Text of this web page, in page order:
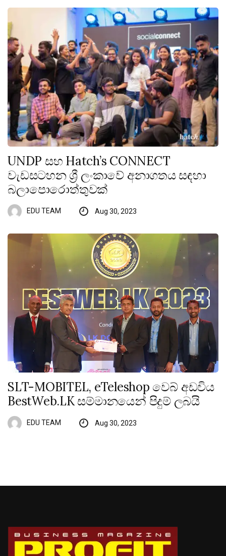
UNDP සහ Hatch’s CONNECT
වැඩසටහන ශ්‍රී ලංකාවේ අනාගතය සඳහා
බලාපොරොත්තුවක්
EDU TEAM Aug 30, 2023
SLT-MOBITEL, eTeleshop වෙබ් අඩවිය
BestWeb.LK සම්මානයෙන් පිදුම් ලබයි
EDU TEAM Aug 30, 2023